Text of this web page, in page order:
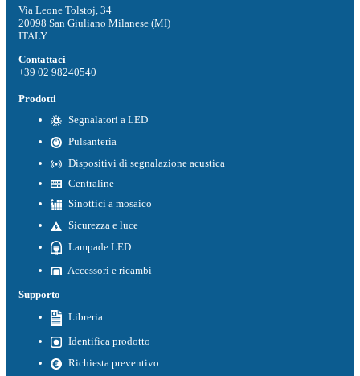
Via Leone Tolstoj, 34
20098 San Giuliano Milanese (MI)
ITALY
Contattaci
+39 02 98240540
Prodotti
Segnalatori a LED
Pulsanteria
Dispositivi di segnalazione acustica
Centraline
Sinottici a mosaico
Sicurezza e luce
Lampade LED
Accessori e ricambi
Supporto
Libreria
Identifica prodotto
Richiesta preventivo